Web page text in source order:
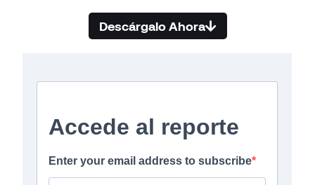
Descárgalo Ahora